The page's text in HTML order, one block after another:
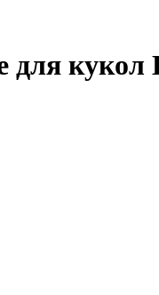
для кукол